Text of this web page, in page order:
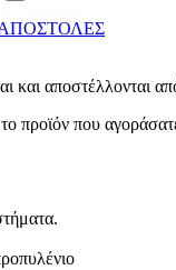
και αποστέλλονται
προϊόν που